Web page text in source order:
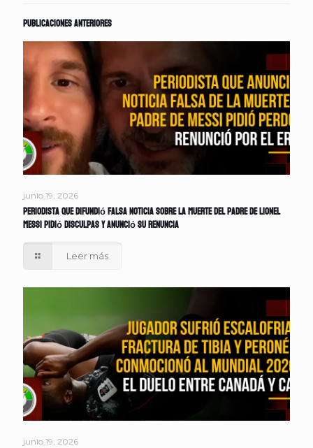
Publicaciones anteriores
junio 19, 2026
Periodista que difundió falsa noticia sobre la muerte del padre de Lionel
Messi pidió disculpas y anunció su renuncia
Leer más
junio 19, 2026